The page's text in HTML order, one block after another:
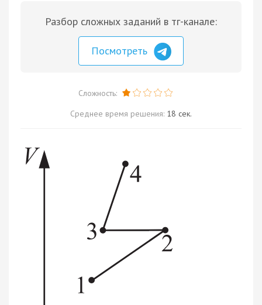
Разбор сложных заданий в тг-канале:
Посмотреть
Сложность:
Среднее время решения: 18 сек.